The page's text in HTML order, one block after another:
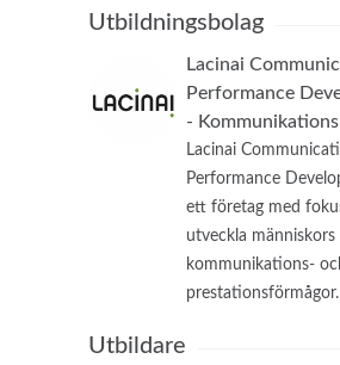
Utbildningsbolag
Lacinai
Performance
-
Lacinai
Performance
ett företag med
utveckla människors
kommunikations-
prestationsförmågor.
Utbildare